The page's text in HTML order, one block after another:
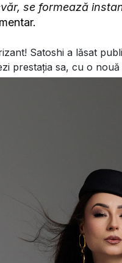
se formează
Satoshi a lăsat
prestația sa, cu o